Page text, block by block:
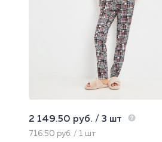
2 149.50 руб. / 3 шт
716.50 руб. / 1 шт